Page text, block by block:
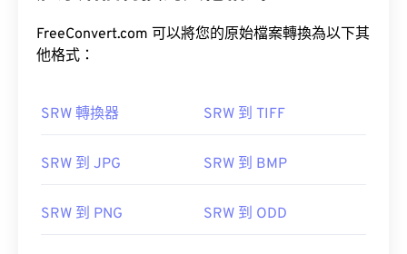
FreeConvert.com 可以將您的原始檔案轉換為以下其
他格式：
SRW 轉換器 SRW 到 TIFF
SRW 到 JPG SRW 到 BMP
SRW 到 PNG SRW 到 ODD